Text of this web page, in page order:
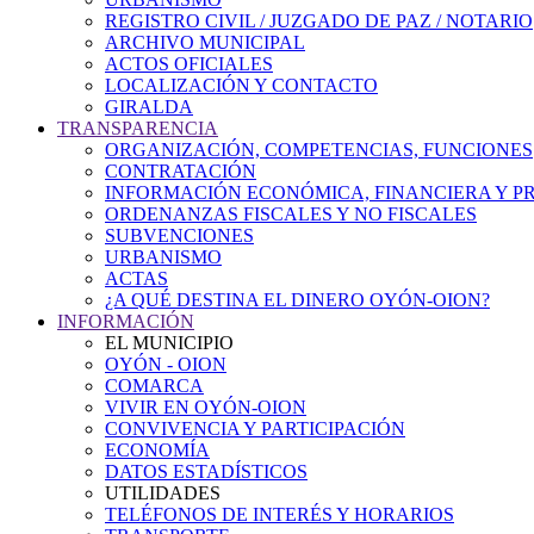
REGISTRO CIVIL / JUZGADO DE PAZ / NOTARIO
ARCHIVO MUNICIPAL
ACTOS OFICIALES
LOCALIZACIÓN Y CONTACTO
GIRALDA
TRANSPARENCIA
ORGANIZACIÓN, COMPETENCIAS, FUNCIONES
CONTRATACIÓN
INFORMACIÓN ECONÓMICA, FINANCIERA Y
ORDENANZAS FISCALES Y NO FISCALES
SUBVENCIONES
URBANISMO
ACTAS
¿A QUÉ DESTINA EL DINERO OYÓN-OION?
INFORMACIÓN
EL MUNICIPIO
OYÓN - OION
COMARCA
VIVIR EN OYÓN-OION
CONVIVENCIA Y PARTICIPACIÓN
ECONOMÍA
DATOS ESTADÍSTICOS
UTILIDADES
TELÉFONOS DE INTERÉS Y HORARIOS